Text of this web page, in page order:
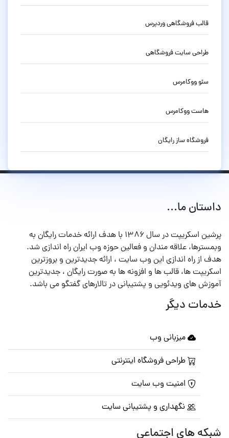
قالب فروشگاهی وردپرس
طراحی سایت فروشگاهی
سئو ووکامرس
هاست ووکامرس
فروشگاه ساز رایگان
داستان ما...
پرشین اسکریپت در سال ۱۳۸۶ با هدف ارائه خدمات رایگان به
وبمسترها، علاقه مندان و فعالین حوزه وب ایران راه اندازی شد.
هدف از راه اندازی این وب سایت ، ارائه جدیدترین و بروزترین
اسکریپت ها، قالب ها و افزونه ها به صورت رایگان ، جدیدترین
آموزش های ویدئویی و پشتیبانی در تالارهای گفتگو می باشد.
خدمات دیگر
میزبانی وب
طراحی فروشگاه اینترنتی
امنیت وب سایت
نگهداری و پشتیبانی سایت
شبکه های اجتماعی